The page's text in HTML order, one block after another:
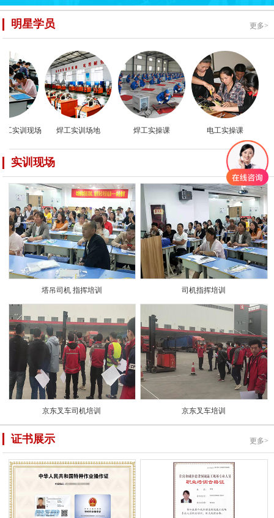
明星学员 更多>
实训现场 焊工实训场地 焊工实操课 电工实操课
实训现场 更多>
塔吊司机 指挥培训 司机指挥培训
京东叉车司机培训 京东叉车培训
证书展示 更多>